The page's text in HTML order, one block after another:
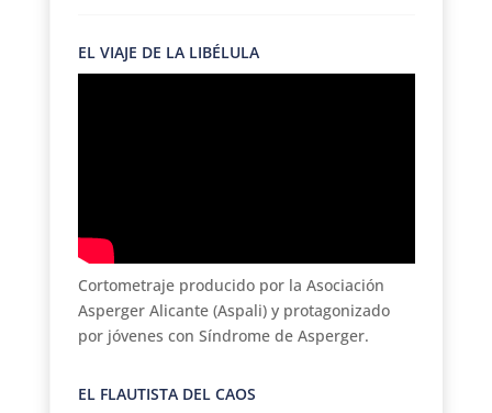
EL VIAJE DE LA LIBÉLULA
Cortometraje producido por la Asociación
Asperger Alicante (Aspali) y protagonizado
por jóvenes con Síndrome de Asperger.
EL FLAUTISTA DEL CAOS